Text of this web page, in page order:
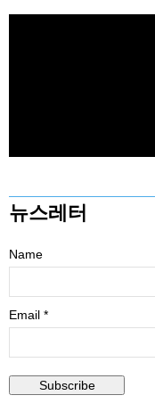
뉴스레터
Name
Email *